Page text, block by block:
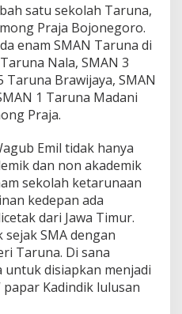
satu sekolah Taruna,
Praja Bojonegoro.
enam SMAN Taruna di
Nala, SMAN 3
Taruna Brawijaya, SMAN
1 Taruna Madani
Praja.
Emil tidak hanya
dan non akademik
sekolah ketarunaan
kedepan ada
dari Jawa Timur.
SMA dengan
Taruna. Di sana
disiapkan menjadi
Kadindik lulusan